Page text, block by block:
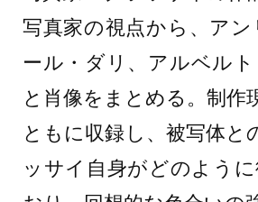
写真家の視点から、ア
ール・ダリ、アルベル
と肖像をまとめる。制
ともに収録し、被写体
ッサイ自身がどのよう